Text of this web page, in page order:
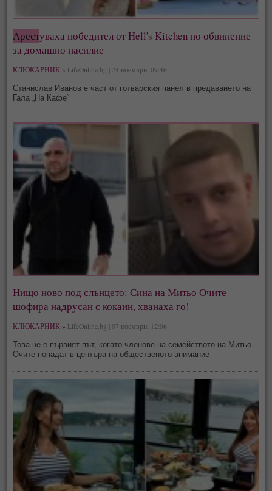
Арестуваха победител от Hell's Kitchen по обвинение
за домашно насилие
КЛЮКАРНИК » LifeOnline.bg | 24 ноември, 09:46
Станислав Иванов е част от готварския панел в предаването на
Гала „На Кафе“
Нищо ново под слънцето: Сина на Митьо Очите
шофира надрусан с кокаин, хванаха го!
КЛЮКАРНИК » LifeOnline.bg | 07 ноември, 12:06
Това не е първият път, когато членове на семейството на Митьо
Очите попадат в центъра на общественото внимание